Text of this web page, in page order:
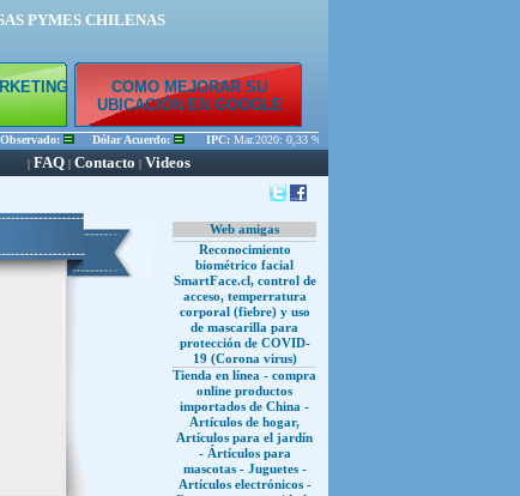
PYMES CHILENAS
COMO MEJORAR SU
UBICACIÓN EN GOOGLE
Dólar Acuerdo: IPC:Mar.2020: 0,33 % Feb.2020: 0,45 % Ene.2020: 0,56 %
| FAQ | Contacto | Videos
Web amigas
Reconocimiento
biométrico facial
SmartFace.cl, control de
acceso, temperratura
corporal (fiebre) y uso
de mascarilla para
protección de COVID-
19 (Corona virus)
Tienda en línea - compra
online productos
importados de China -
Artículos de hogar,
Artículos para el jardín
- Ártículos para
mascotas - Juguetes -
Artículos electrónicos -